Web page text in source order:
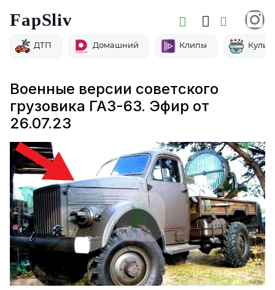
FapSliv
ДТП Домашний Клипы
Военные версии советского
грузовика ГАЗ-63. Эфир от
26.07.23